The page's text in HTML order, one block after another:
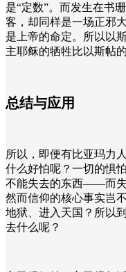
是“定数”。而发生在书
客，却同样是一场正邪
是上帝的命定。所以以
主耶稣的牺牲比以斯帖
总结与应用
所以，即便有比亚玛力
什么好怕呢？一切的惧
不能失去的东西——而失
然而信仰的核心事实岂
地狱、进入天国？所以
去什么呢？